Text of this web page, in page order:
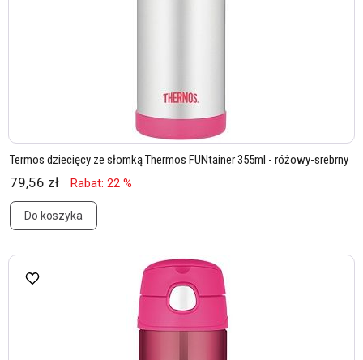
Termos dziecięcy ze słomką Thermos FUNtainer 355ml - różowy-srebrny
79,56 zł Rabat: 22 %
Do koszyka